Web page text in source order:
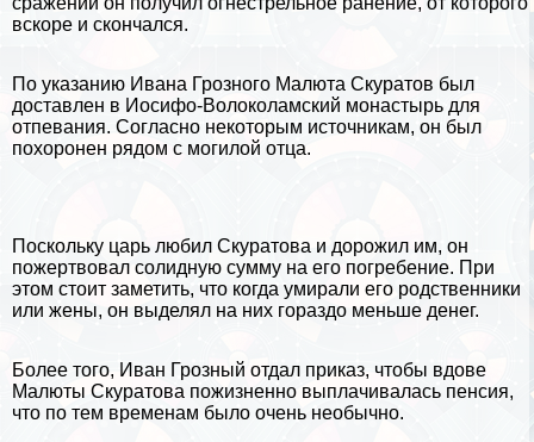
вскоре и скончался.
По указанию Ивана Грозного Малюта Скуратов был
доставлен в Иосифо-Волоколамский монастырь для
отпевания. Согласно некоторым источникам, он был
похоронен рядом с могилой отца.
Поскольку царь любил Скуратова и дорожил им, он
пожертвовал солидную сумму на его погребение. При
этом стоит заметить, что когда умирали его родственники
или жены, он выделял на них гораздо меньше денег.
Более того, Иван Грозный отдал приказ, чтобы вдове
Малюты Скуратова пожизненно выплачивалась пенсия,
что по тем временам было очень необычно.